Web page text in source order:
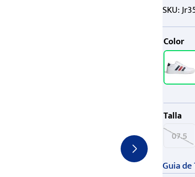
SKU:
Color
Talla
07.5
Guia